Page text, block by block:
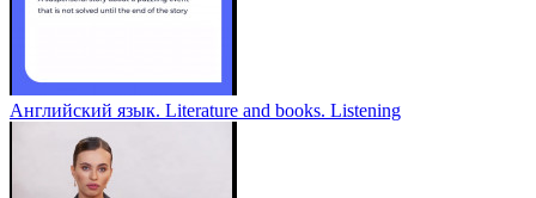
Английский язык. Literature and books. Listening